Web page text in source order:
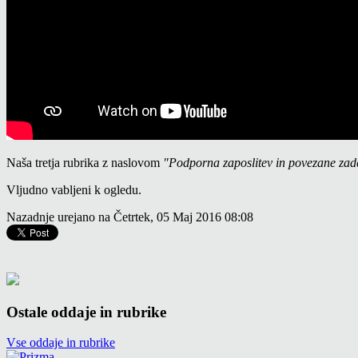
Naša tretja rubrika z naslovom "Podporna zaposlitev in povezane
Vljudno vabljeni k ogledu.
Nazadnje urejano na Četrtek, 05 Maj 2016 08:08
Ostale oddaje in rubrike
Vse oddaje in rubrike